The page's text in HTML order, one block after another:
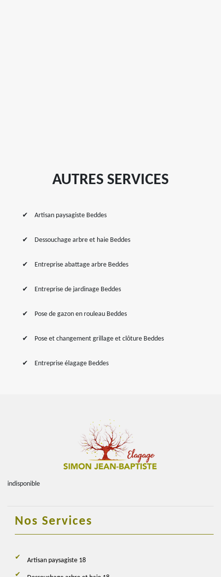
AUTRES SERVICES
Artisan paysagiste Beddes
Dessouchage arbre et haie Beddes
Entreprise abattage arbre Beddes
Entreprise de jardinage Beddes
Pose de gazon en rouleau Beddes
Pose et changement grillage et clôture Beddes
Entreprise élagage Beddes
indisponible
Nos Services
Artisan paysagiste 18